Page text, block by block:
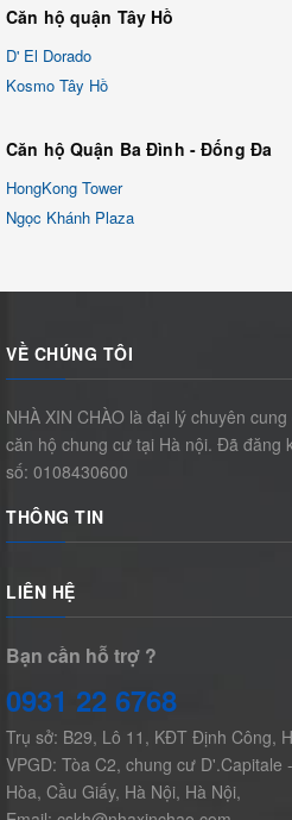
Căn hộ quận Tây Hồ
D' El Dorado
Kosmo Tây Hồ
Căn hộ Quận Ba Đình - Đống Đa
HongKong Tower
Ngọc Khánh Plaza
VỀ CHÚNG TÔI
NHÀ XIN CHÀO là đại lý chuyên
căn hộ chung cư tại Hà nội. Đã đăng
số: 0108430600
THÔNG TIN
LIÊN HỆ
Bạn cần hỗ trợ ?
0931 22 6768
Trụ sở: B29, Lô 11, KĐT Định Công,
VPGD: Tòa C2, chung cư D'.Capitale
Hòa, Cầu Giấy, Hà Nội, Hà Nội,